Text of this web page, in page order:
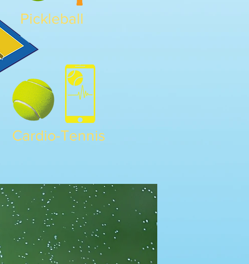
Pickleball
Cardio-Tennis